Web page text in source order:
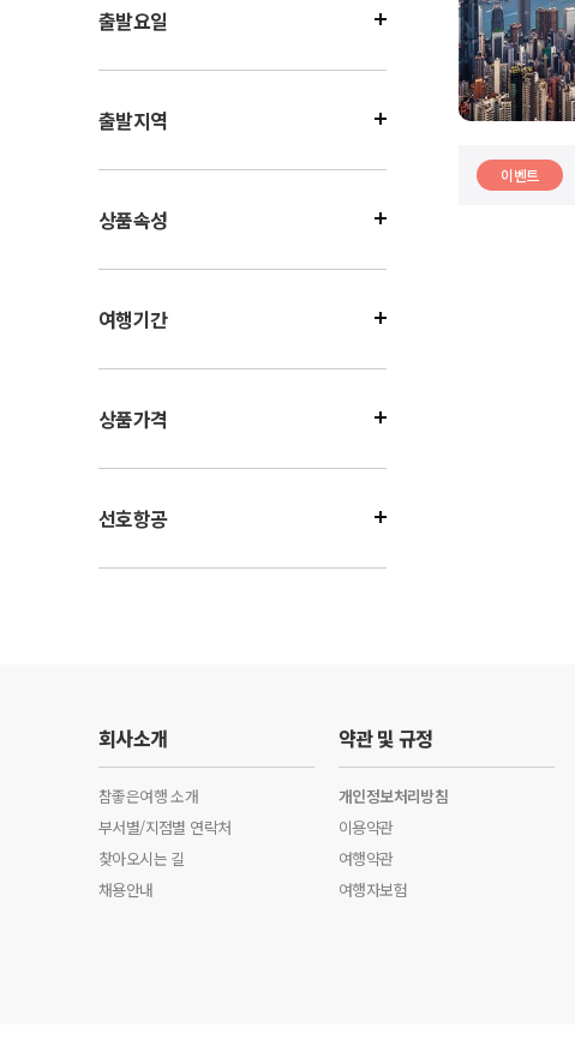
출발요일
출발지역
상품속성
여행기간
상품가격
선호항공
이벤트
회사소개
참좋은여행 소개
부서별/지점별 연락처
찾아오시는 길
채용안내
약관 및 규정
개인정보처리방침
이용약관
여행약관
여행자보험